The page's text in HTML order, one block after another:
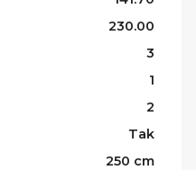
230.00
3
1
2
Tak
250 cm